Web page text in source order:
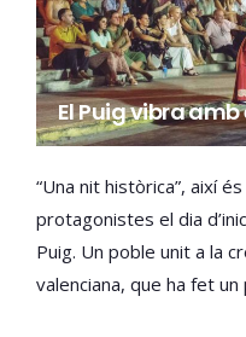
El Puig vibra
“Una nit històrica”, així
protagonistes el dia
Puig. Un poble unit a la
valenciana, que ha fet